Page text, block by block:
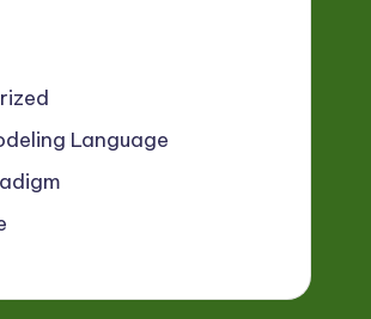
Language